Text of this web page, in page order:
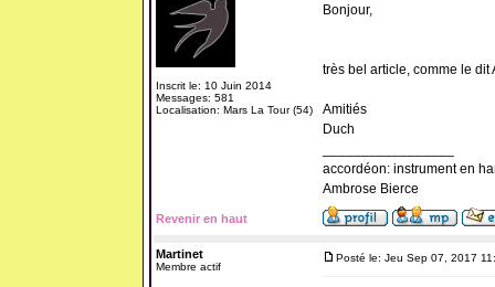
Inscrit le: 10 Juin 2014
Messages: 581
Localisation: Mars La Tour (54)
Bonjour,
très bel article, comme le dit
Amitiés
Duch
accordéon: instrument en
Ambrose Bierce
Revenir en haut
Martinet
Membre actif
Posté le: Jeu Sep 07, 2017